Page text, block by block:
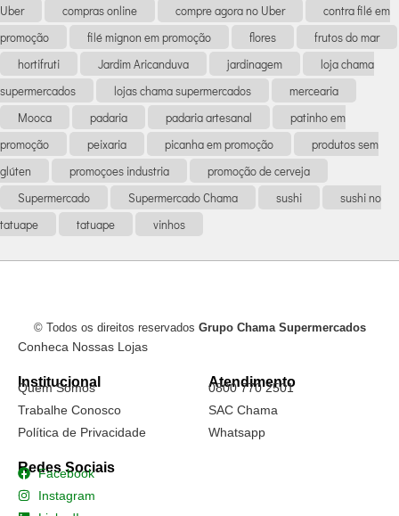
Uber
compras online compre agora no Uber
contra filé em
promoção
filé mignon em promoção flores
frutos do mar
hortifruti
Jardim Aricanduva jardinagem
loja chama
supermercados
lojas chama supermercados
mercearia
Mooca
padaria padaria artesanal
patinho em
promoção
peixaria picanha em promoção
produtos sem
glúten
promoçoes industria
promoção de cerveja
Supermercado
Supermercado Chama sushi
sushi no
tatuape
tatuape vinhos
© Todos os direitos reservados Grupo Chama Supermercados
Conheca Nossas Lojas
Institucional
Quem Somos
Trabalhe Conosco
Política de Privacidade
Atendimento
0800 770 2501
SAC Chama
Whatsapp
Redes Sociais
Facebook
Instagram